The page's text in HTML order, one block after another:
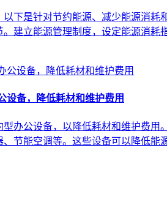
下是针对节约能源、减少能源消
建立能源管理制度，设定能源消
设备，降低耗材和维护费用
办公设备，以降低耗材和维护费
节能空调等。这些设备可以降低